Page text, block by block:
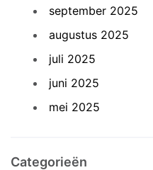
september 2025
augustus 2025
juli 2025
juni 2025
mei 2025
Categorieën